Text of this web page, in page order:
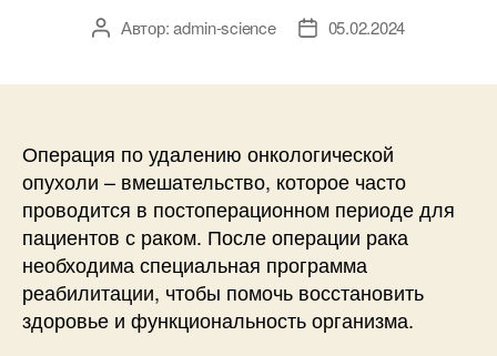
АвторАвтор:admin-science
Дата05.02.2024
Операция по удалению онкологической
опухоли – вмешательство, которое часто
проводится в постоперационном периоде для
пациентов с раком. После операции рака
необходима специальная программа
реабилитации, чтобы помочь восстановить
здоровье и функциональность организма.